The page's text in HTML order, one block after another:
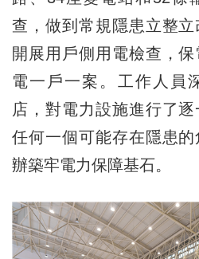
查，做到常規隱患立整
開展用戶側用電檢查，
電一戶一案。工作人員
店，對電力設施進行了
任何一個可能存在隱患
辦築牢電力保障基石。